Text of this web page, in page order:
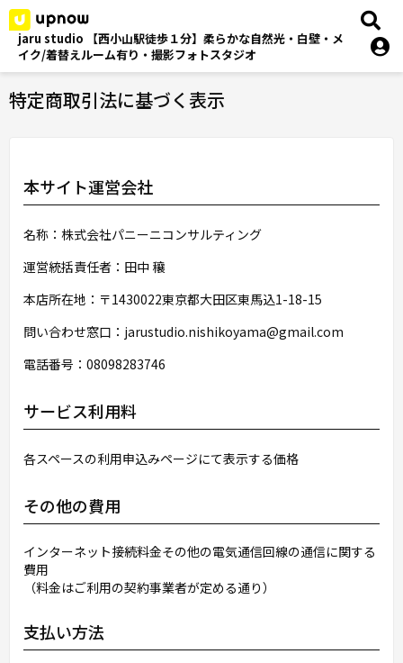
jaru studio 【西小山駅徒歩１分】柔らかな自然光・白壁・メ
イク/着替えルーム有り・撮影フォトスタジオ
特定商取引法に基づく表示
本サイト運営会社
名称：株式会社パニーニコンサルティング
運営統括責任者：田中 穰
本店所在地：〒1430022東京都大田区東馬込1-18-15
問い合わせ窓口：jarustudio.nishikoyama@gmail.com
電話番号：08098283746
サービス利用料
各スペースの利用申込みページにて表示する価格
その他の費用
インターネット接続料金その他の電気通信回線の通信に関する
費用
（料金はご利用の契約事業者が定める通り）
支払い方法